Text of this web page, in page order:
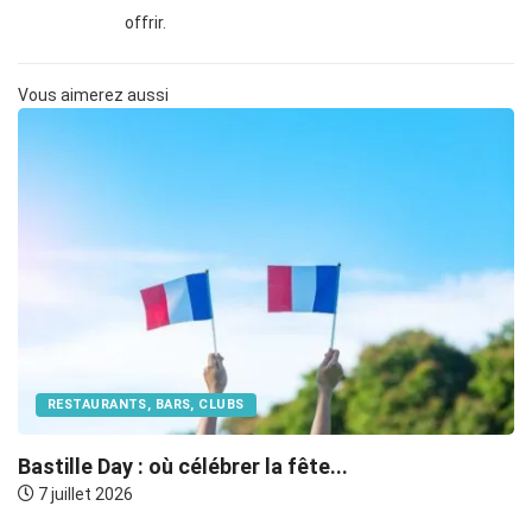
offrir.
Vous aimerez aussi
RESTAURANTS, BARS, CLUBS
Bastille Day : où célébrer la fête...
7 juillet 2026